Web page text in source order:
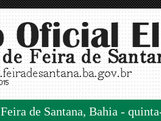
Feira de Santana, Bahia -